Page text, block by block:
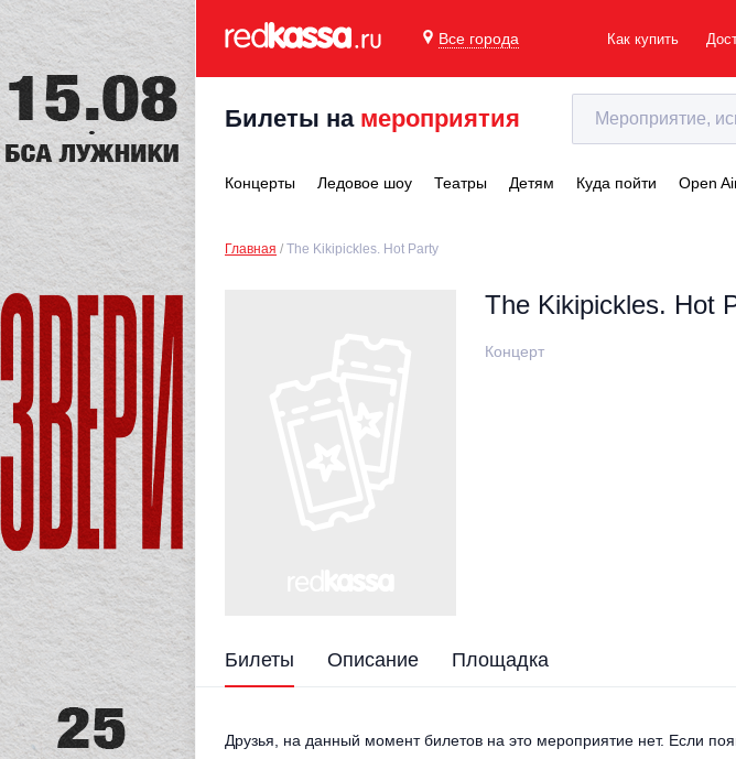
Все города Как купить
Билеты на мероприятия
Концерты Ледовое шоу Театры Детям Куда пойти Open
Главная The Kikipickles. Hot Party
The Kikipickles. Hot
Концерт
Билеты Описание Площадка
Друзья, на данный момент билетов на это мероприятие нет. Если